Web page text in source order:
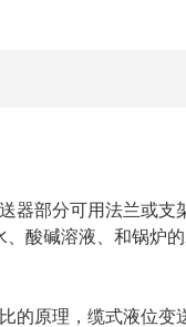
器部分可用法兰或
酸碱溶液、和锅炉
的原理，缆式液位